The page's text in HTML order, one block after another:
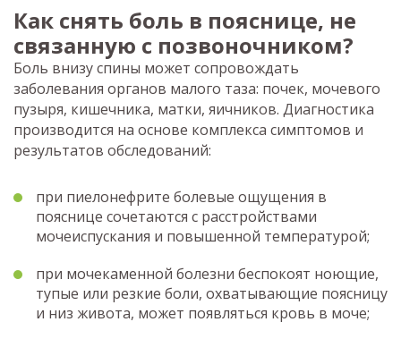
Как снять боль в пояснице, не
связанную с позвоночником?
Боль внизу спины может сопровождать
заболевания органов малого таза: почек, мочевого
пузыря, кишечника, матки, яичников. Диагностика
производится на основе комплекса симптомов и
результатов обследований:
при пиелонефрите болевые ощущения в
пояснице сочетаются с расстройствами
мочеиспускания и повышенной температурой;
при мочекаменной болезни беспокоят ноющие,
тупые или резкие боли, охватывающие поясницу
и низ живота, может появляться кровь в моче;